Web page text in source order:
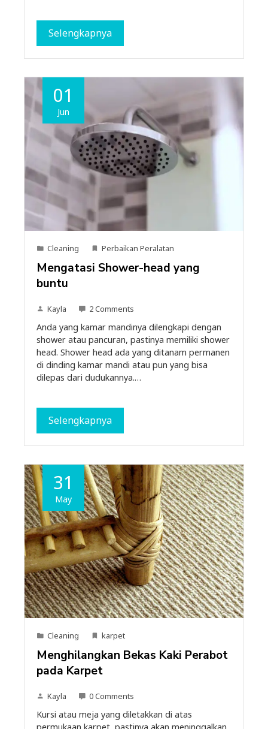
Selengkapnya
01
Jun
Cleaning Perbaikan Peralatan
Mengatasi Shower-head yang
buntu
Kayla 2 Comments
Anda yang kamar mandinya dilengkapi dengan
shower atau pancuran, pastinya memiliki shower
head. Shower head ada yang ditanam permanen
di dinding kamar mandi atau pun yang bisa
dilepas dari dudukannya.…
Selengkapnya
31
May
Cleaning karpet
Menghilangkan Bekas Kaki Perabot
pada Karpet
Kayla 0 Comments
Kursi atau meja yang diletakkan di atas